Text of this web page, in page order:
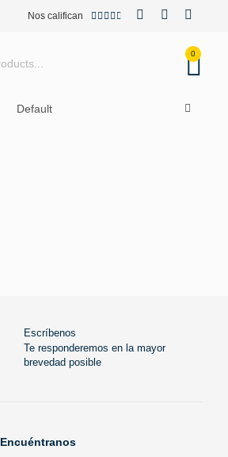
Nos califican     
0
Default
Escríbenos
Te responderemos en la mayor
brevedad posible
Encuéntranos